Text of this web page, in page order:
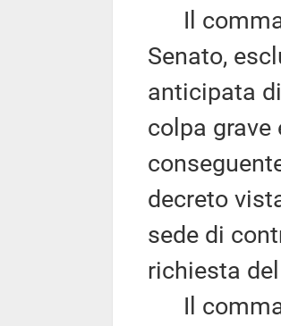
Il
Senato,
anticipata
colpa
decreto
sede di
richiesta
Il